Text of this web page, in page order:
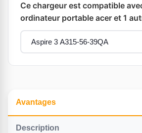
Ce chargeur est compatible
ordinateur portable acer et 1
Avantages
Description